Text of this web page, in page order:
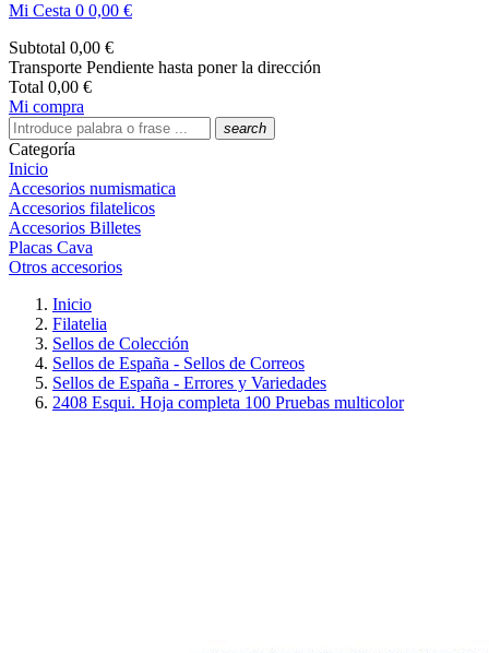
Mi Cesta 0 0,00 €
Subtotal 0,00 €
Transporte Pendiente hasta poner la dirección
Total 0,00 €
Mi compra
search
Categoría
Inicio
Accesorios numismatica
Accesorios filatelicos
Accesorios Billetes
Placas Cava
Otros accesorios
Inicio
Filatelia
Sellos de Colección
Sellos de España - Sellos de Correos
Sellos de España - Errores y Variedades
2408 Esqui. Hoja completa 100 Pruebas multicolor